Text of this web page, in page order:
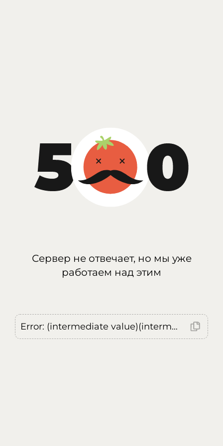
Сервер не отвечает, но мы уже
работаем над этим
Error: (intermediate value)(intermediate value)(intermediate value).replaceAll is not a function